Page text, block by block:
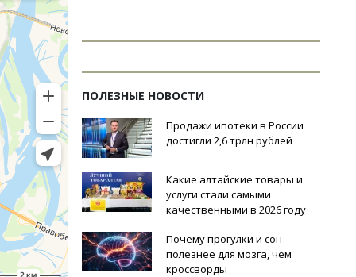
ПОЛЕЗНЫЕ НОВОСТИ
Продажи ипотеки в России
достигли 2,6 трлн рублей
Какие алтайские товары и
услуги стали самыми
качественными в 2026 году
Почему прогулки и сон
полезнее для мозга, чем
кроссворды